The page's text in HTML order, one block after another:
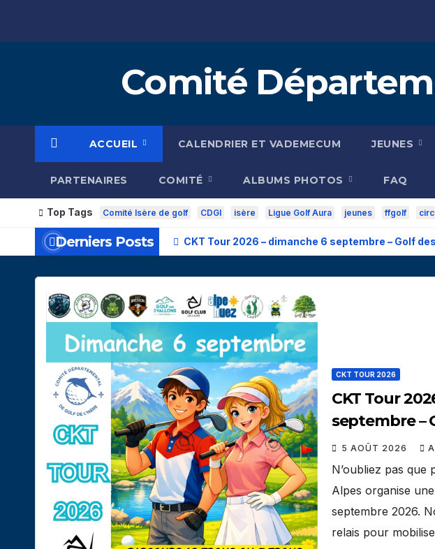
Comité
ACCUEIL CALENDRIER ET VADEMECUM JEUNES
PARTENAIRES COMITÉ ALBUMS PHOTOS FAQ
Top Tags Comité Isère de golf CDGI isère Ligue Golf Aura jeunes ffgolf
Derniers Posts CKT Tour 2026 – dimanche 6 septembre – Golf
CKT TOUR 2026
CKT Tour
septembre –
5 AOÛT 2026
N’oubliez pas que
Alpes organise
septembre 2026.
relais pour